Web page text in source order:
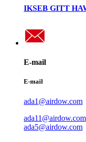
IKSEB GITT
E-mail
E-mail
ada1@airdow.com
ada11@airdow.com
ada5@airdow.com